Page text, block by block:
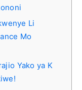
Li
Mo
Yako ya K